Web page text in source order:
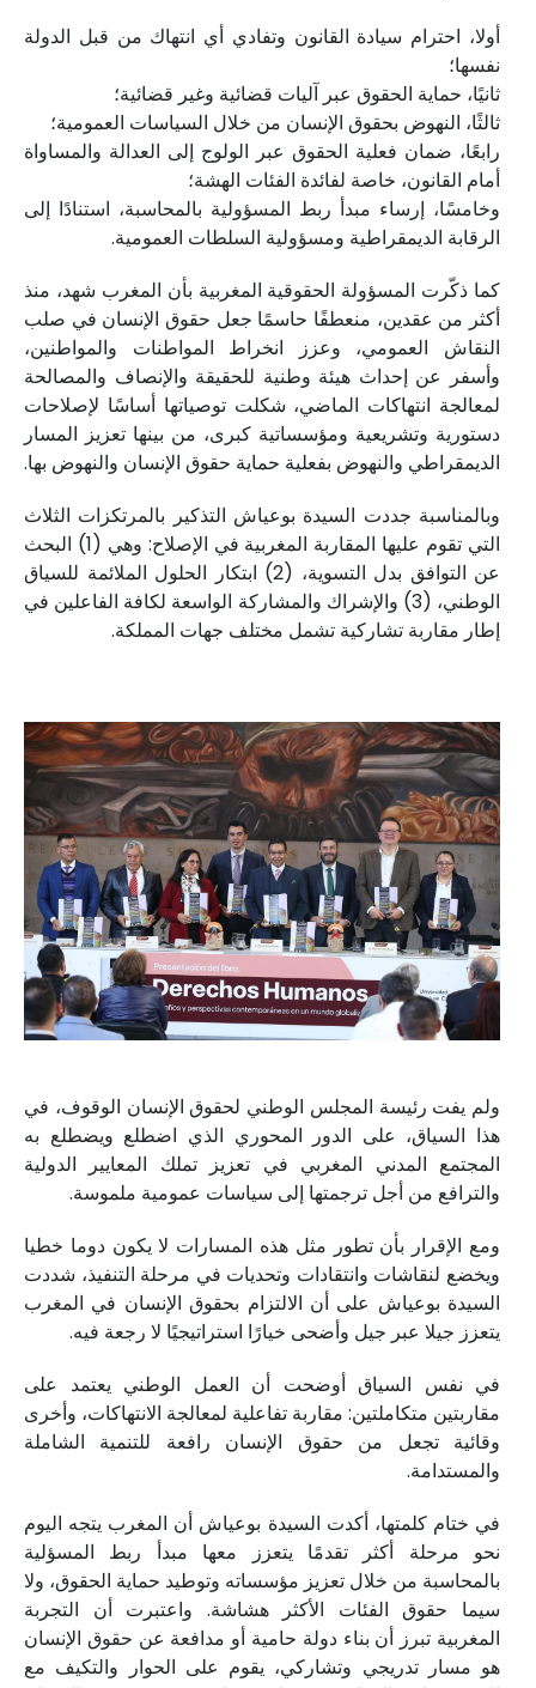
أولا، احترام سيادة القانون وتفادي أي انتهاك من قبل الدولة
نفسها؛
ثانيًا، حماية الحقوق عبر آليات قضائية وغير قضائية؛
ثالثًا، النهوض بحقوق الإنسان من خلال السياسات العمومية؛
رابعًا، ضمان فعلية الحقوق عبر الولوج إلى العدالة والمساواة
أمام القانون، خاصة لفائدة الفئات الهشة؛
وخامسًا، إرساء مبدأ ربط المسؤولية بالمحاسبة، استنادًا إلى
الرقابة الديمقراطية ومسؤولية السلطات العمومية.
كما ذكّرت المسؤولة الحقوقية المغربية بأن المغرب شهد، منذ
أكثر من عقدين، منعطفًا حاسمًا جعل حقوق الإنسان في صلب
النقاش العمومي، وعزز انخراط المواطنات والمواطنين،
وأسفر عن إحداث هيئة وطنية للحقيقة والإنصاف والمصالحة
لمعالجة انتهاكات الماضي، شكلت توصياتها أساسًا لإصلاحات
دستورية وتشريعية ومؤسساتية كبرى، من بينها تعزيز المسار
الديمقراطي والنهوض بفعلية حماية حقوق الإنسان والنهوض بها.
وبالمناسبة جددت السيدة بوعياش التذكير بالمرتكزات الثلاث
التي تقوم عليها المقاربة المغربية في الإصلاح: وهي (1) البحث
عن التوافق بدل التسوية، (2) ابتكار الحلول الملائمة للسياق
الوطني، (3) والإشراك والمشاركة الواسعة لكافة الفاعلين في
إطار مقاربة تشاركية تشمل مختلف جهات المملكة.
ولم يفت رئيسة المجلس الوطني لحقوق الإنسان الوقوف، في
هذا السياق، على الدور المحوري الذي اضطلع ويضطلع به
المجتمع المدني المغربي في تعزيز تملك المعايير الدولية
والترافع من أجل ترجمتها إلى سياسات عمومية ملموسة.
ومع الإقرار بأن تطور مثل هذه المسارات لا يكون دوما خطيا
ويخضع لنقاشات وانتقادات وتحديات في مرحلة التنفيذ، شددت
السيدة بوعياش على أن الالتزام بحقوق الإنسان في المغرب
يتعزز جيلا عبر جيل وأضحى خيارًا استراتيجيًا لا رجعة فيه.
في نفس السياق أوضحت أن العمل الوطني يعتمد على
مقاربتين متكاملتين: مقاربة تفاعلية لمعالجة الانتهاكات، وأخرى
وقائية تجعل من حقوق الإنسان رافعة للتنمية الشاملة
والمستدامة.
في ختام كلمتها، أكدت السيدة بوعياش أن المغرب يتجه اليوم
نحو مرحلة أكثر تقدمًا يتعزز معها مبدأ ربط المسؤلية
بالمحاسبة من خلال تعزيز مؤسساته وتوطيد حماية الحقوق، ولا
سيما حقوق الفئات الأكثر هشاشة. واعتبرت أن التجربة
المغربية تبرز أن بناء دولة حامية أو مدافعة عن حقوق الإنسان
هو مسار تدريجي وتشاركي، يقوم على الحوار والتكيف مع